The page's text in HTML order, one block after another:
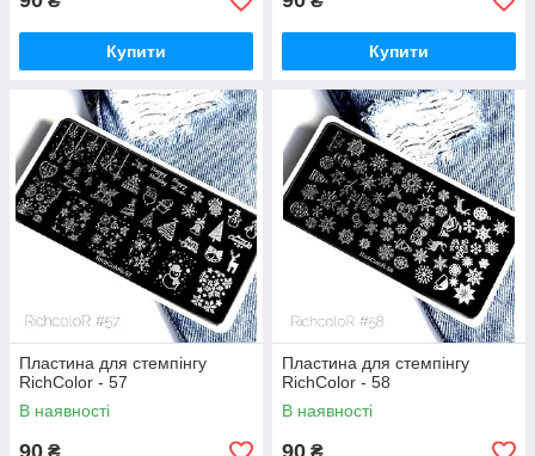
Купити Купити
Пластина для стемпінгу
RichColor - 57
В наявності
90 ₴
Пластина для стемпінгу
RichColor - 58
В наявності
90 ₴